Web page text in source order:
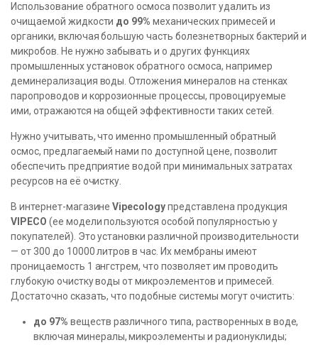
Использование обратного осмоса позволит удалить из
очищаемой жидкости до 99% механических примесей и
органики, включая большую часть болезнетворных бактерий и
микробов. Не нужно забывать и о других функциях
промышленных установок обратного осмоса, например
деминерализация воды. Отложения минералов на стенках
паропроводов и коррозионные процессы, провоцируемые
ими, отражаются на общей эффективности таких сетей.
Нужно учитывать, что именно промышленный обратный
осмос, предлагаемый нами по доступной цене, позволит
обеспечить предприятие водой при минимальных затратах
ресурсов на её очистку.
В интернет-магазинеVipecologyпредставлена продукция
VIPECO (ее модели пользуются особой популярностью у
покупателей). Это установки различной производительности
— от 300 до 10000 литров в час. Их мембраны имеют
проницаемость 1 ангстрем, что позволяет им проводить
глубокую очистку воды от микроэлементов и примесей.
Достаточно сказать, что подобные системы могут очистить:
до 97% веществ различного типа, растворенных в воде,
включая минералы, микроэлементы и радионуклиды;